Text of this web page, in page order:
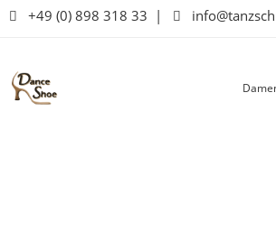
+49 (0) 898 318 33 |